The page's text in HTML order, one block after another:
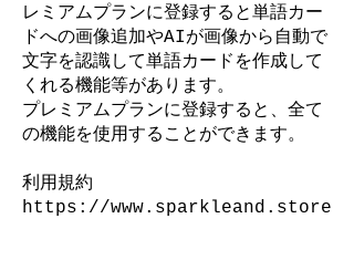
レミアムプランに登録すると単語カー
ドへの画像追加やAIが画像から自動で
文字を認識して単語カードを作成して
くれる機能等があります。
プレミアムプランに登録すると、全て
の機能を使用することができます。
利用規約
https://www.sparkleand.store